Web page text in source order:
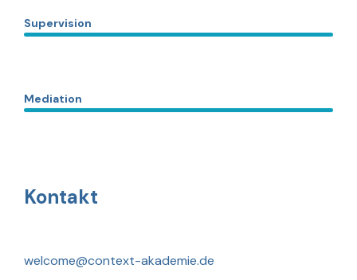
Supervision
Mediation
Kontakt
welcome@context-akademie.de